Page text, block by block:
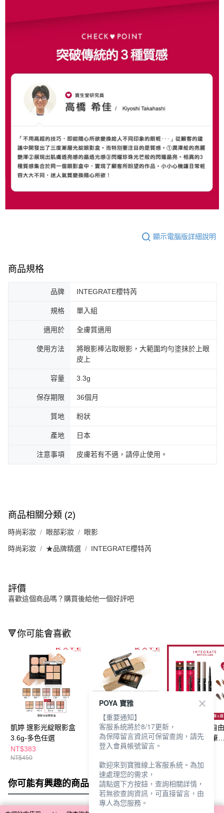
顯示電腦版詳細說明
商品規格
品牌 INTEGRATE櫻特芮
規格 單入組
適用於 全膚質適用
使用方法
將眼影棒沾取眼影，大範圍均勻塗抹於上眼
皮上
容量 3.3g
保存期限 36個月
質地 粉狀
產地 日本
注意事項 皮膚若有不適，請停止使用。
商品相關分類 (2)
時尚彩妝 眼部彩妝 眼影
時尚彩妝 ★品牌精選 INTEGRATE櫻特芮
評價
喜歡這個商品嗎？購買後給他一個好評吧
🔻你可能會喜歡
凱婷 邃影光綻眼影盒
3.6g-多色任選
NT$383
NT$450
凱婷 柔和棕調眼影盒
4.2g -多款任選
NT$357
INTEGRATE 自
持色兩用眉粉筆
你可能有興趣的商品 全站排行
POYA 寶雅
【重要通知】
客服系統將於8/17更新，
為保障留言資訊可保留查詢，請先
登入會員帳號留言。
歡迎來到寶雅線上客服系統。為加
速處理您的需求，
請點選下方按鈕，查詢相關詳情，
若無欲查詢資訊，可直接留言，由
專人為您服務。